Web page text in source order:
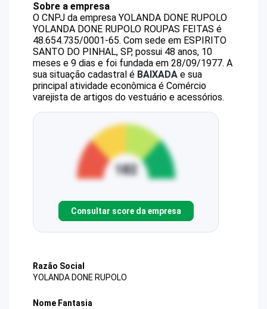
Sobre a empresa
O CNPJ da empresa YOLANDA DONE RUPOLO
YOLANDA DONE RUPOLO ROUPAS FEITAS é
48.654.735/0001-65. Com sede em ESPIRITO
SANTO DO PINHAL, SP, possui 48 anos, 10
meses e 9 dias e foi fundada em 28/09/1977. A
sua situação cadastral é BAIXADA e sua
principal atividade econômica é Comércio
varejista de artigos do vestuário e acessórios.
Consultar score da empresa
Razão Social
YOLANDA DONE RUPOLO
Nome Fantasia